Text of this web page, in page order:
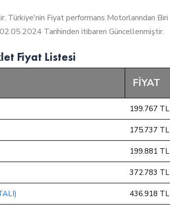
Türkiye'nin Fiyat performans Motorlarından Biri
Tarihinden itibaren Güncellenmiştir.
Fiyat Listesi
FİYAT
199.767 TL
175.737 TL
199.881 TL
372.783 TL
436.918 TL